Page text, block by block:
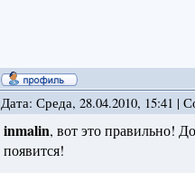
Дата: Среда, 28.04.2010, 15:41 |
inmalin, вот это правильно!
появится!